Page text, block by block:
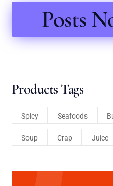
Posts
Products Tags
Spicy Seafoods
Soup Crap Juice